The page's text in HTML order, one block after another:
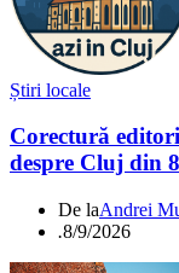
Știri locale
Corectură
despre Cluj din
De laAndrei
.8/9/2026